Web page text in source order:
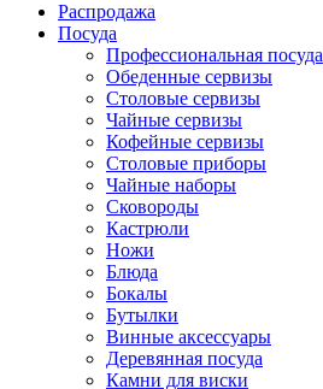
Распродажа
Посуда
Профессиональная посуда
Обеденные сервизы
Столовые сервизы
Чайные сервизы
Кофейные сервизы
Столовые приборы
Чайные наборы
Сковороды
Кастрюли
Ножи
Блюда
Бокалы
Бутылки
Винные аксессуары
Деревянная посуда
Камни для виски